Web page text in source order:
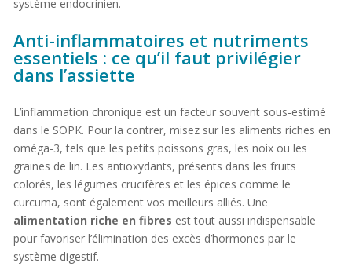
système endocrinien.
Anti-inflammatoires et nutriments
essentiels : ce qu’il faut privilégier
dans l’assiette
L’inflammation chronique est un facteur souvent sous-estimé
dans le SOPK. Pour la contrer, misez sur les aliments riches en
oméga-3, tels que les petits poissons gras, les noix ou les
graines de lin. Les antioxydants, présents dans les fruits
colorés, les légumes crucifères et les épices comme le
curcuma, sont également vos meilleurs alliés. Une
alimentation riche en fibres est tout aussi indispensable
pour favoriser l’élimination des excès d’hormones par le
système digestif.